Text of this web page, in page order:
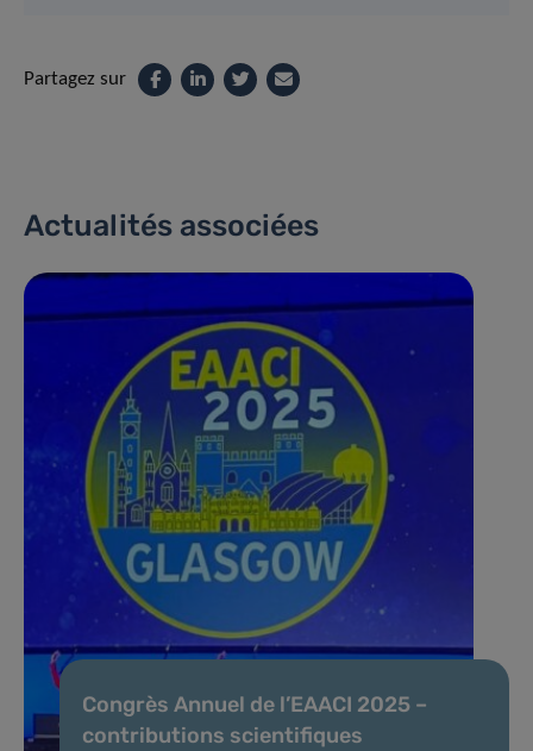
Partagez sur
Actualités associées
Congrès Annuel de l’EAACI 2025 –
contributions scientifiques